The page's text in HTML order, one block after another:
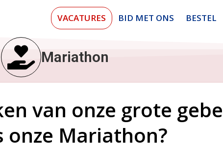
VACATURES BID MET ONS BESTEL
Mariathon
van onze grote
Mariathon?